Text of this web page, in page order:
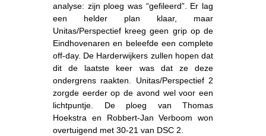
analyse: zijn ploeg was “gefileerd”. Er lag
een helder plan klaar, maar
Unitas/Perspectief kreeg geen grip op de
Eindhovenaren en beleefde een complete
off-day. De Harderwijkers zullen hopen dat
dit de laatste keer was dat ze deze
ondergrens raakten. Unitas/Perspectief 2
zorgde eerder op de avond wel voor een
lichtpuntje. De ploeg van Thomas
Hoekstra en Robbert-Jan Verboom won
overtuigend met 30-21 van DSC 2.